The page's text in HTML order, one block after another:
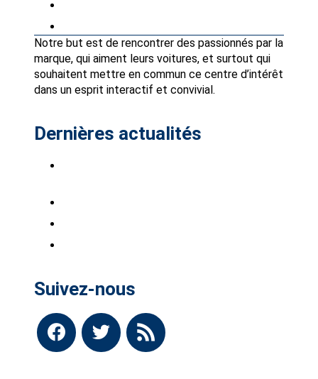
Notre but est de rencontrer des passionnés par la
marque, qui aiment leurs voitures, et surtout qui
souhaitent mettre en commun ce centre d’intérêt
dans un esprit interactif et convivial.
Dernières actualités
Suivez-nous
facebooktwitter rss